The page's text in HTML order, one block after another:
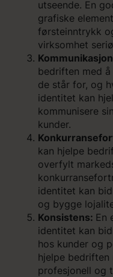
utseende. En
grafiske
førsteinntrykk
virksomhet
bedriften med å
de står for, og
identitet kan
kommunisere
kunder.
kan hjelpe
overfylt
identitet kan
og bygge
Konsistens: En
identitet kan
hos kunder og
hjelpe bedriften
profesjonell og